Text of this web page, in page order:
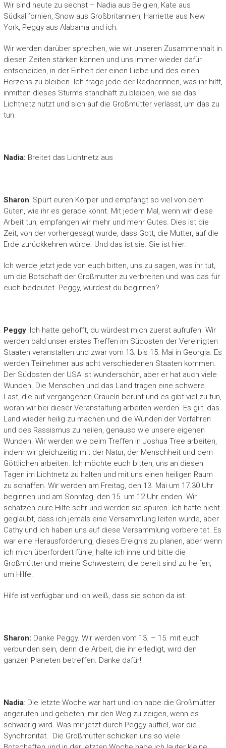
Wir sind heute zu sechst – Nadia aus Belgien, Kate aus
Südkalifornien, Snow aus Großbritannien, Harriette aus New
York, Peggy aus Alabama und ich.
Wir werden darüber sprechen, wie wir unseren Zusammenhalt in
diesen Zeiten stärken können und uns immer wieder dafür
entscheiden, in der Einheit der einen Liebe und des einen
Herzens zu bleiben. Ich frage jede der Rednerinnen, was ihr hilft,
inmitten dieses Sturms standhaft zu bleiben, wie sie das
Lichtnetz nutzt und sich auf die Großmütter verlässt, um das zu
tun.
Nadia: Breitet das Lichtnetz aus
Sharon: Spürt euren Körper und empfangt so viel von dem
Guten, wie ihr es gerade könnt. Mit jedem Mal, wenn wir diese
Arbeit tun, empfangen wir mehr und mehr Gutes. Dies ist die
Zeit, von der vorhergesagt wurde, dass Gott, die Mutter, auf die
Erde zurückkehren würde. Und das ist sie. Sie ist hier.
Ich werde jetzt jede von euch bitten, uns zu sagen, was ihr tut,
um die Botschaft der Großmutter zu verbreiten und was das für
euch bedeutet. Peggy, würdest du beginnen?
Peggy: Ich hatte gehofft, du würdest mich zuerst aufrufen. Wir
werden bald unser erstes Treffen im Südosten der Vereinigten
Staaten veranstalten und zwar vom 13. bis 15. Mai in Georgia. Es
werden Teilnehmer aus acht verschiedenen Staaten kommen.
Der Südosten der USA ist wunderschön, aber er hat auch viele
Wunden. Die Menschen und das Land tragen eine schwere
Last, die auf vergangenen Gräueln beruht und es gibt viel zu tun,
woran wir bei dieser Veranstaltung arbeiten werden. Es gilt, das
Land wieder heilig zu machen und die Wunden der Vorfahren
und des Rassismus zu heilen, genauso wie unsere eigenen
Wunden. Wir werden wie beim Treffen in Joshua Tree arbeiten,
indem wir gleichzeitig mit der Natur, der Menschheit und dem
Göttlichen arbeiten. Ich möchte euch bitten, uns an diesen
Tagen im Lichtnetz zu halten und mit uns einen heiligen Raum
zu schaffen. Wir werden am Freitag, den 13. Mai um 17.30 Uhr
beginnen und am Sonntag, den 15. um 12 Uhr enden. Wir
schätzen eure Hilfe sehr und werden sie spüren. Ich hätte nicht
geglaubt, dass ich jemals eine Versammlung leiten würde, aber
Cathy und ich haben uns auf diese Versammlung vorbereitet. Es
war eine Herausforderung, dieses Ereignis zu planen, aber wenn
ich mich überfordert fühle, halte ich inne und bitte die
Großmütter und meine Schwestern, die bereit sind zu helfen,
um Hilfe.
Hilfe ist verfügbar und ich weiß, dass sie schon da ist.
Sharon: Danke Peggy. Wir werden vom 13. – 15. mit euch
verbunden sein, denn die Arbeit, die ihr erledigt, wird den
ganzen Planeten betreffen. Danke dafür!
Nadia: Die letzte Woche war hart und ich habe die Großmütter
angerufen und gebeten, mir den Weg zu zeigen, wenn es
schwierig wird. Was mir jetzt durch Peggy auffiel, war die
Synchronität. Die Großmütter schicken uns so viele